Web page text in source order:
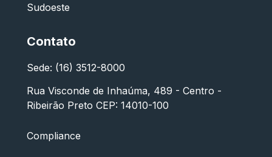
Sudoeste
Contato
Sede: (16) 3512-8000
Rua Visconde de Inhaúma, 489 - Centro -
Ribeirão Preto CEP: 14010-100
Compliance